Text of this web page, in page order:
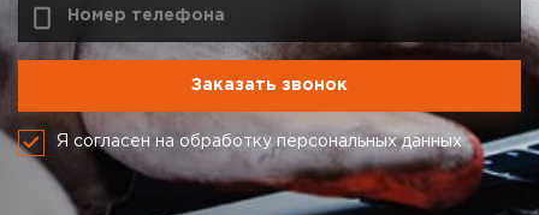
Я согласен на обработку персональных данных